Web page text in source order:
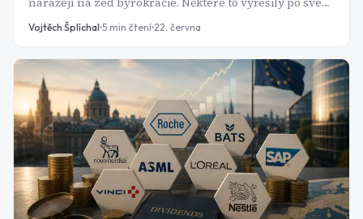
- otočily se zády k Evropě a míří do Asie.
Vojtěch Šplíchal 5 min čtení 22. června